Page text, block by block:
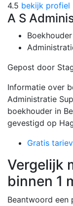
4.5 bekijk profiel
A S
Boekhouder
Gepost door
Informatie over
Administratie
boekhouder in
gevestigd op
Gratis
Vergelijk
binnen 1
Beantwoord een